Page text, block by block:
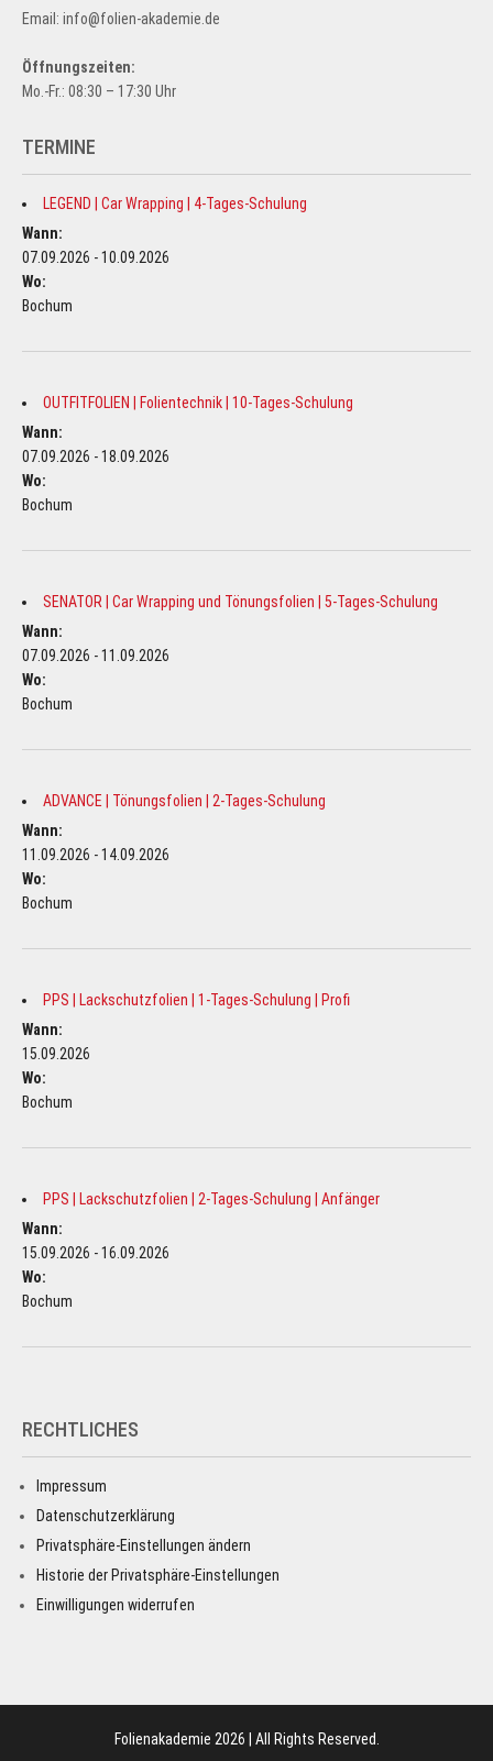
Email: info@folien-akademie.de
Öffnungszeiten:
Mo.-Fr.: 08:30 – 17:30 Uhr
TERMINE
LEGEND | Car Wrapping | 4-Tages-Schulung
Wann:
07.09.2026 - 10.09.2026
Wo:
Bochum
OUTFITFOLIEN | Folientechnik | 10-Tages-Schulung
Wann:
07.09.2026 - 18.09.2026
Wo:
Bochum
SENATOR | Car Wrapping und Tönungsfolien | 5-Tages-Schulung
Wann:
07.09.2026 - 11.09.2026
Wo:
Bochum
ADVANCE | Tönungsfolien | 2-Tages-Schulung
Wann:
11.09.2026 - 14.09.2026
Wo:
Bochum
PPS | Lackschutzfolien | 1-Tages-Schulung | Profi
Wann:
15.09.2026
Wo:
Bochum
PPS | Lackschutzfolien | 2-Tages-Schulung | Anfänger
Wann:
15.09.2026 - 16.09.2026
Wo:
Bochum
RECHTLICHES
Impressum
Datenschutzerklärung
Privatsphäre-Einstellungen ändern
Historie der Privatsphäre-Einstellungen
Einwilligungen widerrufen
Folienakademie 2026 | All Rights Reserved.